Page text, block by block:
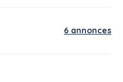
6 annonces